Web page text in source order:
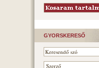
GYORSKERESŐ